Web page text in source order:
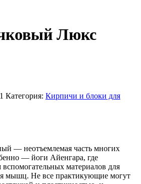
Люкс
Категория: Кирпичи и блоки для
— неотъемлемая часть многих
— йоги Айенгара, где
материалов для
мышц. Не все практикующие могут